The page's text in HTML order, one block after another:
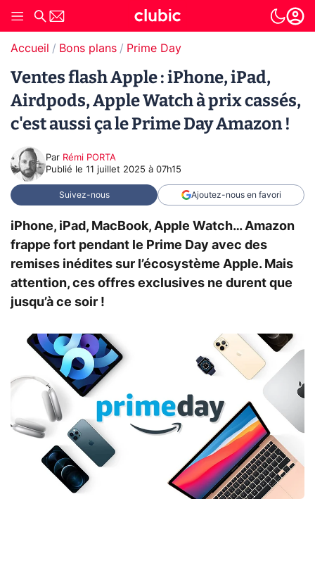
Accueil Bons plans Prime Day
Ventes flash Apple : iPhone, iPad,
Airdpods, Apple Watch à prix cassés,
c'est aussi ça le Prime Day Amazon !
Par Rémi PORTA
Publié le 11 juillet 2025 à 07h15
Suivez-nous Ajoutez-nous en favori
iPhone, iPad, MacBook, Apple Watch… Amazon
frappe fort pendant le Prime Day avec des
remises inédites sur l’écosystème Apple. Mais
attention, ces offres exclusives ne durent que
jusqu’à ce soir !